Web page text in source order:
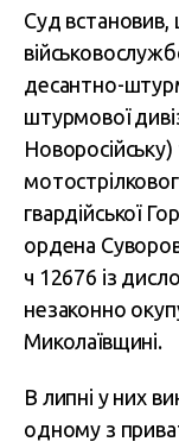
Суд встановив,
десантно-
штурмової
Новоросійську)
гвардійської
ордена
ч 12676 із
незаконно
Миколаївщині.
В липні у них
одному з